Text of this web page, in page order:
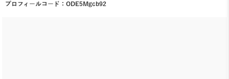
プロフィールコード： ODE5Mgcb92